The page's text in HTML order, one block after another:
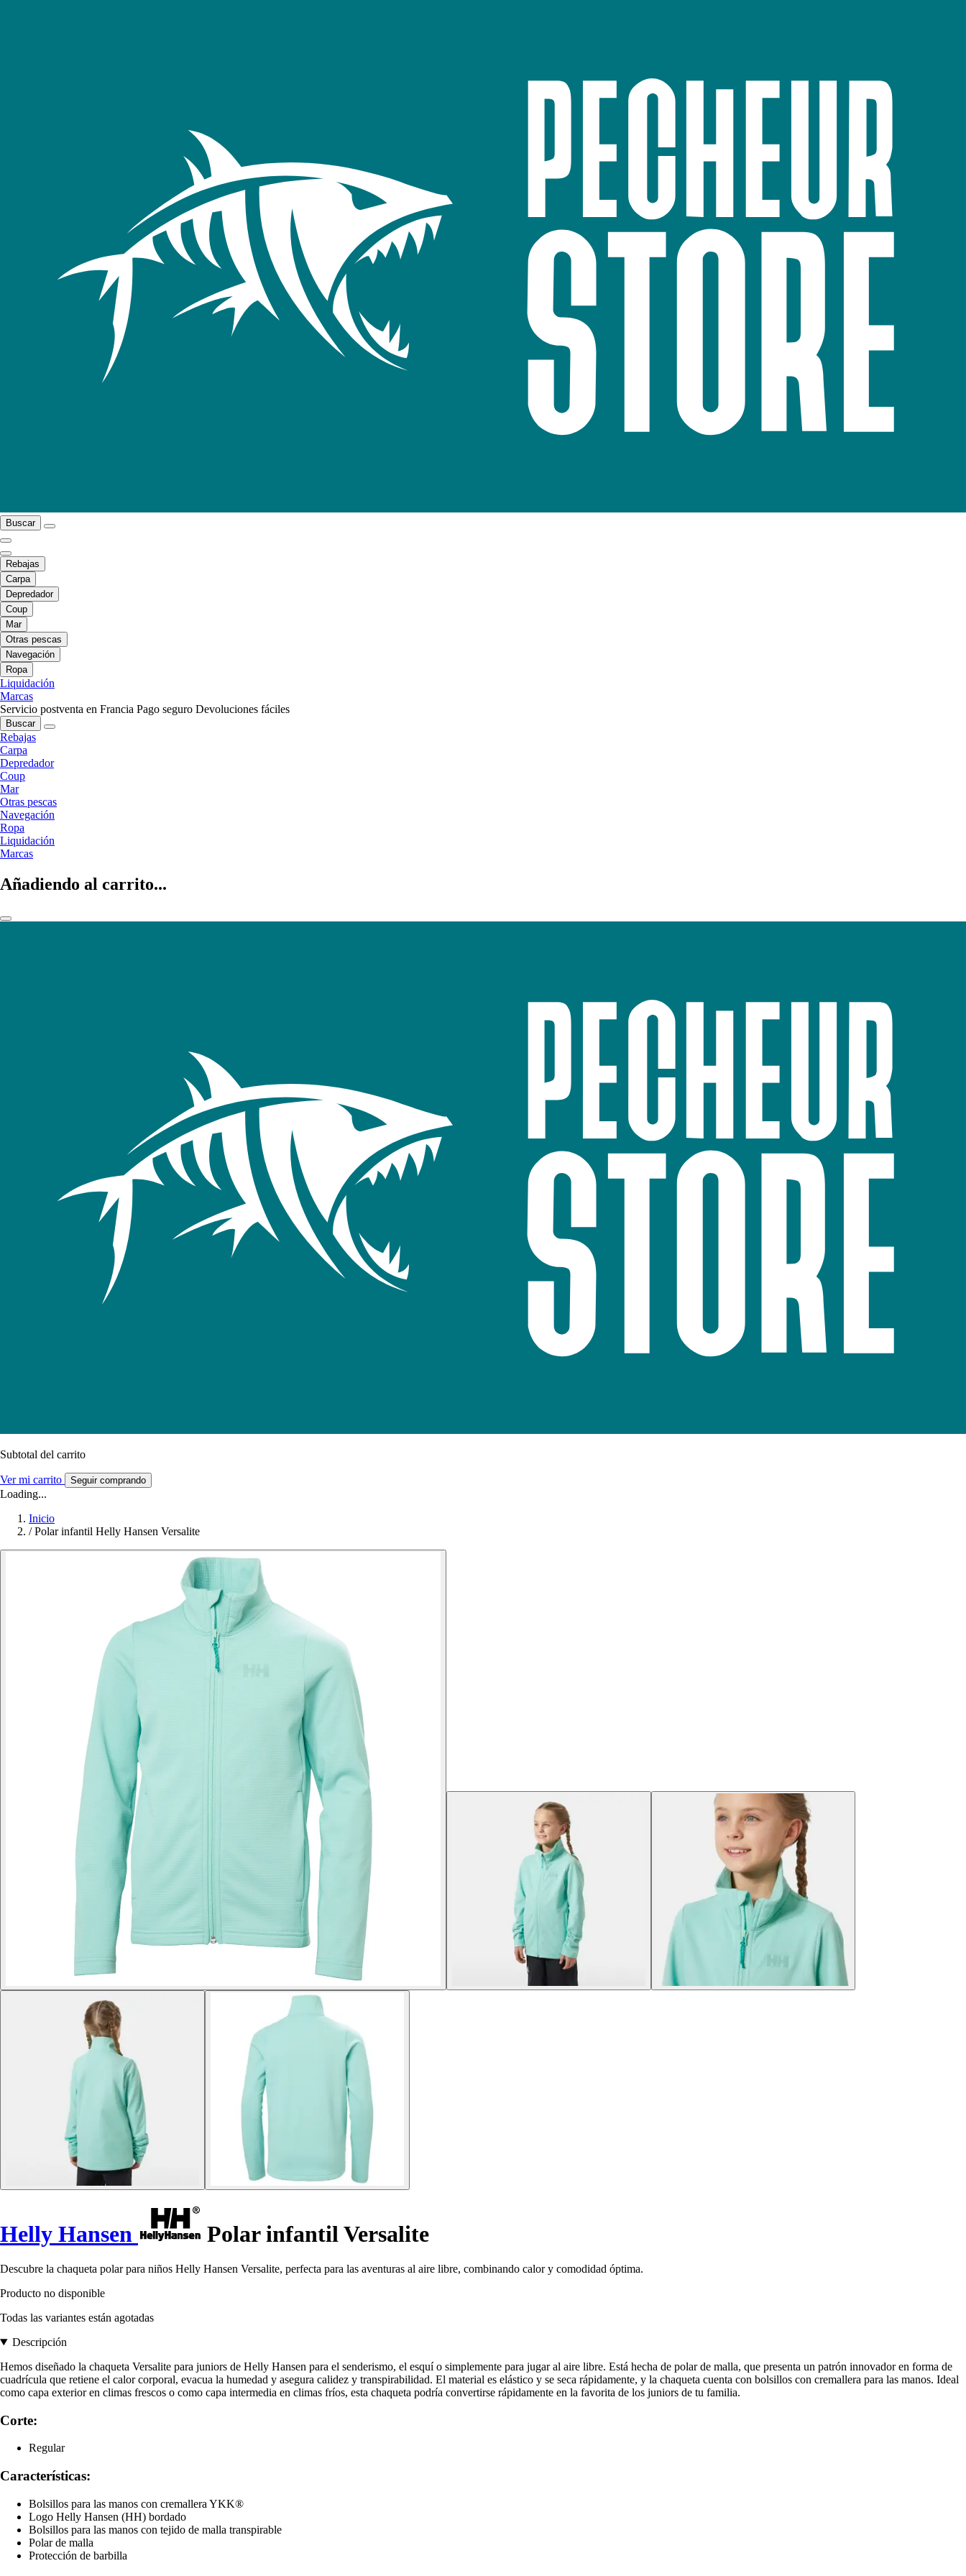
Buscar
Rebajas
Carpa
Depredador
Coup
Mar
Otras pescas
Navegación
Ropa
Liquidación
Marcas
Servicio postventa en Francia Pago seguro Devoluciones fáciles
Buscar
Rebajas
Carpa
Depredador
Coup
Mar
Otras pescas
Navegación
Ropa
Liquidación
Marcas
Añadiendo al carrito...
Subtotal del carrito
Ver mi carrito Seguir comprando
Loading...
Inicio
/ Polar infantil Helly Hansen Versalite
Helly Hansen Polar infantil Versalite
Descubre la chaqueta polar para niños Helly Hansen Versalite, perfecta para las aventuras al aire libre, combinando calor y comodidad óptima.
Producto no disponible
Todas las variantes están agotadas
Descripción
Hemos diseñado la chaqueta Versalite para juniors de Helly Hansen para el senderismo, el esquí o simplemente para jugar al aire libre. Está hecha de polar de malla, que presenta un patrón innovador en forma de
cuadrícula que retiene el calor corporal, evacua la humedad y asegura calidez y transpirabilidad. El material es elástico y se seca rápidamente, y la chaqueta cuenta con bolsillos con cremallera para las manos. Ideal
como capa exterior en climas frescos o como capa intermedia en climas fríos, esta chaqueta podría convertirse rápidamente en la favorita de los juniors de tu familia.
Corte:
Regular
Características:
Bolsillos para las manos con cremallera YKK®
Logo Helly Hansen (HH) bordado
Bolsillos para las manos con tejido de malla transpirable
Polar de malla
Protección de barbilla